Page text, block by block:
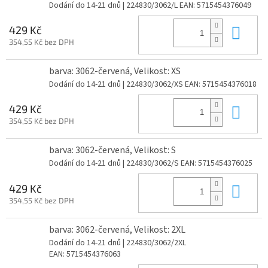
Dodání do 14-21 dnů | 224830/3062/LEAN: 5715454376049
429 Kč
354,55 Kč bez DPH
barva: 3062-červená, Velikost: XS
Dodání do 14-21 dnů | 224830/3062/XS EAN: 5715454376018
429 Kč
354,55 Kč bez DPH
barva: 3062-červená, Velikost: S
Dodání do 14-21 dnů | 224830/3062/S EAN: 5715454376025
429 Kč
354,55 Kč bez DPH
barva: 3062-červená, Velikost: 2XL
Dodání do 14-21 dnů | 224830/3062/2XL
EAN: 5715454376063